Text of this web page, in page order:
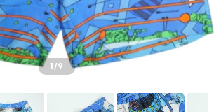
1/9